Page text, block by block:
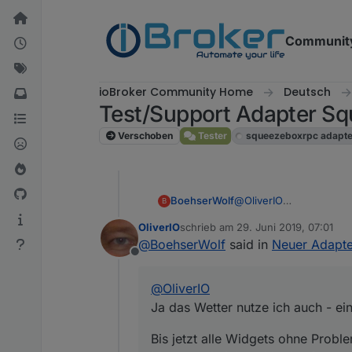
Weiter zum Inhalt
ioBroker Community Home Deutsch
Test/Support Adapter
Verschoben Tester squeezeboxrpc
B BoehserWolf@OliverIO
Bis jetzt alle Widgets ohne Probleme. Die Lösung mit den Separaten
werde ich wohl
Könntest du dir das
Offline
OliverIOschrieb am 29. Juni 2019, 07:01
zuletzt editiert von
@BoehserWolf said in Neuer
@OliverIO
Ja das Wetter nutze ich auch -
Bis jetzt alle Widgets ohne